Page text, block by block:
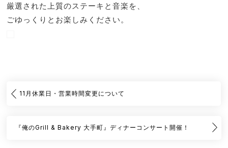
厳選された上質のステーキと音楽を、
ごゆっくりとお楽しみください。
11月休業日・営業時間変更について
『俺のGrill & Bakery 大手町』ディナーコンサート開催！